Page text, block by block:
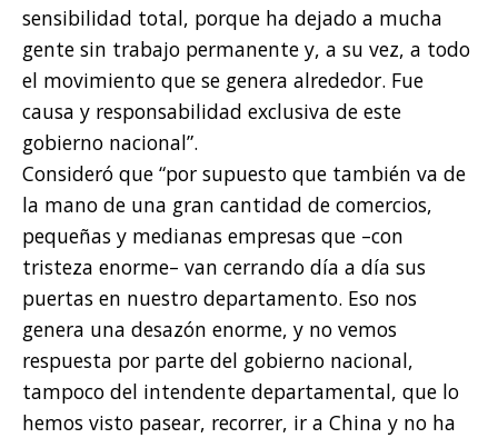
sensibilidad total, porque ha dejado a mucha
gente sin trabajo permanente y, a su vez, a todo
el movimiento que se genera alrededor. Fue
causa y responsabilidad exclusiva de este
gobierno nacional”.
Consideró que “por supuesto que también va de
la mano de una gran cantidad de comercios,
pequeñas y medianas empresas que –con
tristeza enorme– van cerrando día a día sus
puertas en nuestro departamento. Eso nos
genera una desazón enorme, y no vemos
respuesta por parte del gobierno nacional,
tampoco del intendente departamental, que lo
hemos visto pasear, recorrer, ir a China y no ha